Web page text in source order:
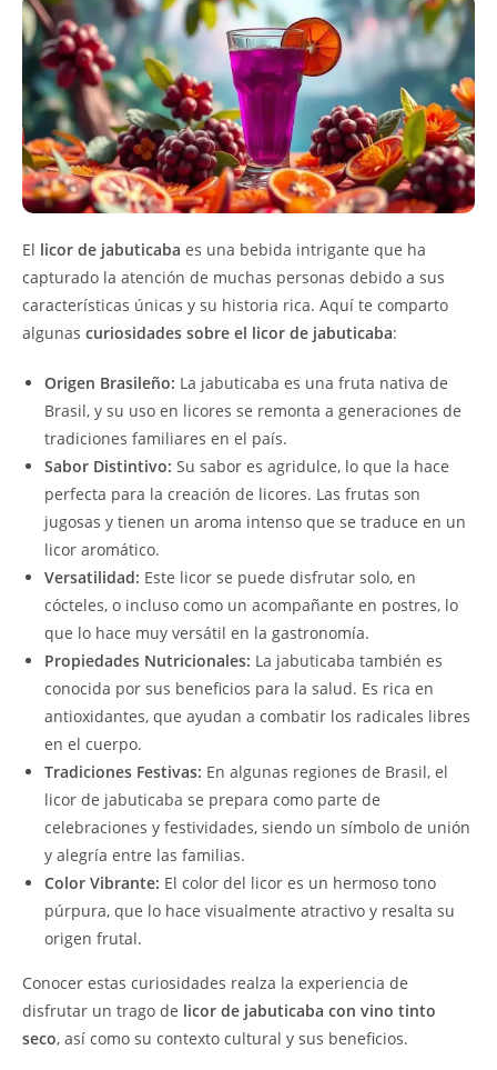
El licor de jabuticaba es una bebida intrigante que ha
capturado la atención de muchas personas debido a sus
características únicas y su historia rica. Aquí te comparto
algunas curiosidades sobre el licor de jabuticaba:
Origen Brasileño: La jabuticaba es una fruta nativa de
Brasil, y su uso en licores se remonta a generaciones de
tradiciones familiares en el país.
Sabor Distintivo: Su sabor es agridulce, lo que la hace
perfecta para la creación de licores. Las frutas son
jugosas y tienen un aroma intenso que se traduce en un
licor aromático.
Versatilidad: Este licor se puede disfrutar solo, en
cócteles, o incluso como un acompañante en postres, lo
que lo hace muy versátil en la gastronomía.
Propiedades Nutricionales: La jabuticaba también es
conocida por sus beneficios para la salud. Es rica en
antioxidantes, que ayudan a combatir los radicales libres
en el cuerpo.
Tradiciones Festivas: En algunas regiones de Brasil, el
licor de jabuticaba se prepara como parte de
celebraciones y festividades, siendo un símbolo de unión
y alegría entre las familias.
Color Vibrante: El color del licor es un hermoso tono
púrpura, que lo hace visualmente atractivo y resalta su
origen frutal.
Conocer estas curiosidades realza la experiencia de
disfrutar un trago de licor de jabuticaba con vino tinto
seco, así como su contexto cultural y sus beneficios.